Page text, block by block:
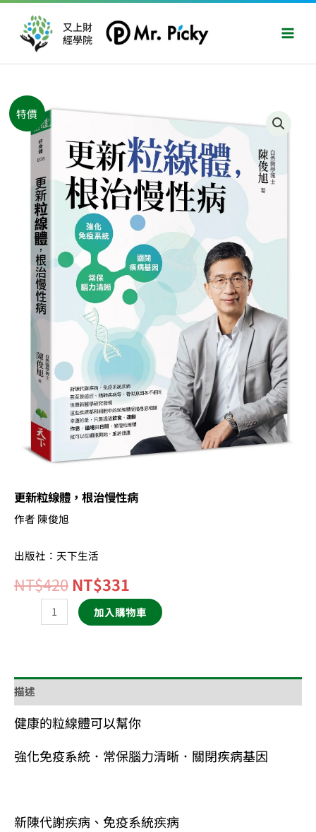
要
又上財
經學院
特價
更新粒線體，根治慢性病
作者 陳俊旭
出版社：天下生活
NT$420
原
價
格：
NT$420。
NT$331
目
價
格：
NT$331。
更
新
加入購物車
描述
健康的粒線體可以幫你
強化免疫系統．常保腦力清晰．關閉疾病基因
新陳代謝疾病、免疫系統疾病